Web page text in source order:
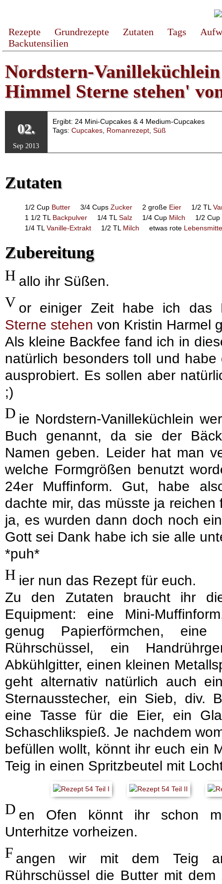
Rezepte Grundrezepte Zutaten Tags
Backutensilien
Nordstern-
Himmel Sterne stehen'
02.
Sep 2013
Ergibt: 24 Mini-Cupcakes & 4 Medium-Cupcakes
Tags: Cupcakes Romanrezept Süß
Zutaten
1/2 Cup Butter 3/4 Cups Zucker 2 große Eier 1/2 TL
1 1/2 TL Backpulver 1/4 TL Salz 1/4 Cup Milch
1/2
1/4 TL Vanille-Extrakt 1/2 TL Milch etwas rote
Zubereitung
H allo ihr Süßen.
V or einiger Zeit habe ich
Sterne stehen von Kristin Harmel
Als kleine Backfee fand ich in
natürlich besonders toll und
ausprobiert. Es sollen aber
;)
D ie Nordstern-Vanilleküchlein
Buch genannt, da sie der
Namen geben. Leider hat man
welche Formgrößen benutzt
24er Muffinform. Gut, habe
dachte mir, das müsste ja
ja, es wurden dann doch noch
Gott sei Dank habe ich sie alle
*puh*
H ier nun das Rezept für euch.
Zu den Zutaten braucht ihr
Equipment: eine Mini-
genug Papierförmchen,
Rührschüssel, ein
Abkühlgitter, einen kleinen
geht alternativ natürlich auch
Sternausstecher, ein Sieb, div.
eine Tasse für die Eier, ein
Schaschlikspieß. Je nachdem
befüllen wollt, könnt ihr euch ein
Teig in einen Spritzbeutel mit
D en Ofen könnt ihr schon
Unterhitze vorheizen.
F angen wir mit dem Teig
Rührschüssel die Butter mit